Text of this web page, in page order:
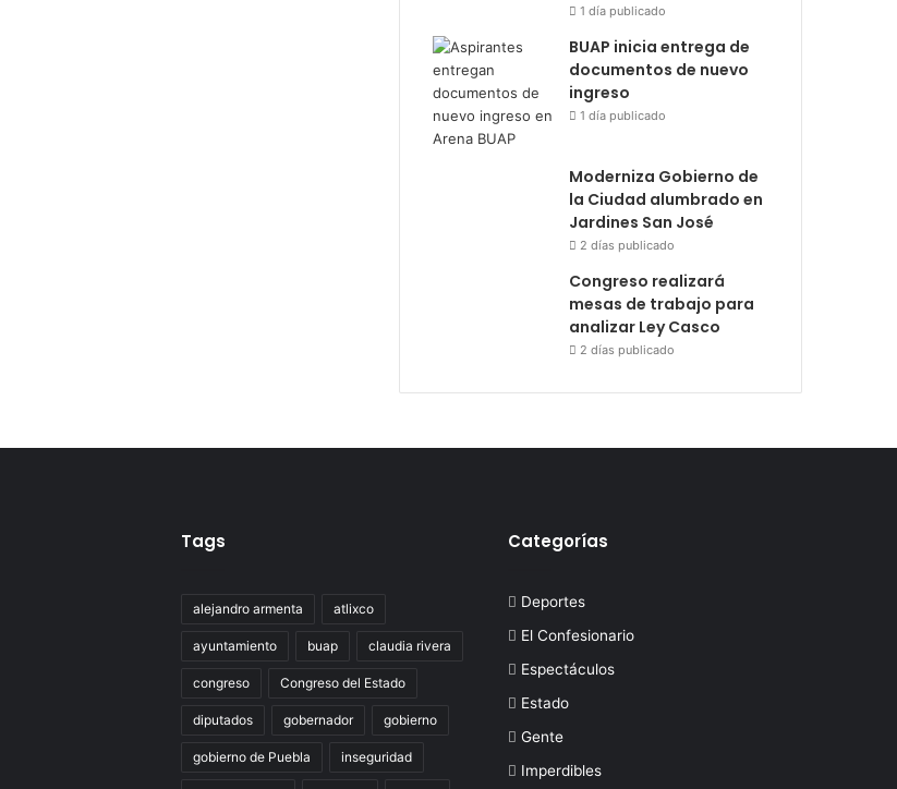
1 día publicado
BUAP inicia entrega de
documentos de nuevo
ingreso
1 día publicado
Moderniza Gobierno de
la Ciudad alumbrado en
Jardines San José
2 días publicado
Congreso realizará
mesas de trabajo para
analizar Ley Casco
2 días publicado
Tags
alejandro armenta atlixco
ayuntamiento buap claudia rivera
congreso Congreso del Estado
diputados gobernador gobierno
gobierno de Puebla inseguridad
Categorías
Deportes
El Confesionario
Espectáculos
Estado
Gente
Imperdibles